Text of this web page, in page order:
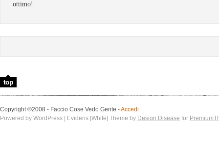
ottimo!
top
Copyright ®2008 - Faccio Cose Vedo Gente -Accedi
Powered by WordPress | Evidens [White] Theme by Design Disease for